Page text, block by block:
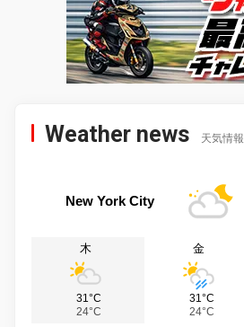
Weather news 天気情報
New York City
木
31°C
24°C
金
31°C
24°C